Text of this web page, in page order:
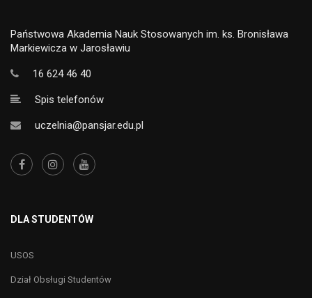
Państwowa Akademia Nauk Stosowanych im. ks. Bronisława
Markiewicza w Jarosławiu
16 624 46 40
Spis telefonów
uczelnia@pansjar.edu.pl
DLA STUDENTÓW
USOS
Dział Obsługi Studentów